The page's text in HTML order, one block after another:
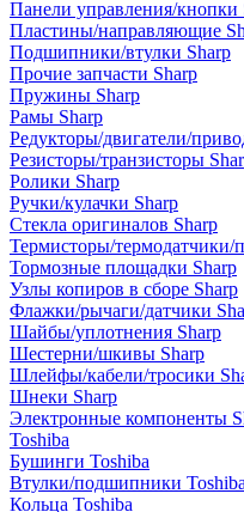
Панели управления/кнопки
Пластины/направляющие
Подшипники/втулки Sharp
Прочие запчасти Sharp
Пружины Sharp
Рамы Sharp
Редукторы/двигатели/
Резисторы/транзисторы
Ролики Sharp
Ручки/кулачки Sharp
Стекла оригиналов Sharp
Термисторы/термодатчики/
Тормозные площадки Sharp
Узлы копиров в сборе Sharp
Флажки/рычаги/датчики
Шайбы/уплотнения Sharp
Шестерни/шкивы Sharp
Шлейфы/кабели/тросики
Шнеки Sharp
Электронные компоненты
Toshiba
Бушинги Toshiba
Втулки/подшипники Toshiba
Кольца Toshiba